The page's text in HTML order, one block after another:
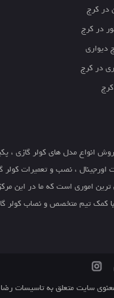
در کرج
در کرج
دیواری
در کرج
انواع مدل های کولر گازی ،
، نصب و تعمیرات کولر
ترین اموری است که ما در این
کمک تیم متخصص و نصاب کولر
سایت متعلق به تاسیسات